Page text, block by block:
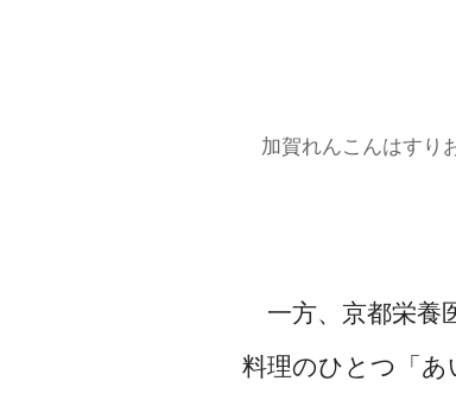
加賀れんこんはすり
一方、京都栄養
料理のひとつ「あ